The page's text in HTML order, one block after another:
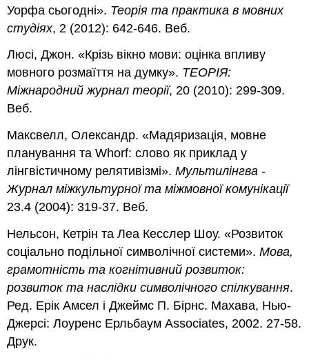
Уорфа сьогодні». Теорія та практика в мовних
студіях, 2 (2012): 642-646. Веб.
Люсі, Джон. «Крізь вікно мови: оцінка впливу
мовного розмаїття на думку». ТЕОРІЯ:
Міжнародний журнал теорії, 20 (2010): 299-309.
Веб.
Максвелл, Олександр. «Мадяризація, мовне
планування та Whorf: слово як приклад у
лінгвістичному релятивізмі».Мультилінгва -
Журнал міжкультурної та міжмовної комунікації
23.4 (2004): 319-37. Веб.
Нельсон, Кетрін та Леа Кесслер Шоу. «Розвиток
соціально подільної символічної системи».Мова,
грамотність та когнітивний розвиток:
розвиток та наслідки символічного спілкування.
Ред. Ерік Амсел і Джеймс П. Бірнс. Махава, Нью-
Джерсі: Лоуренс Ерльбаум Associates, 2002. 27-58.
Друк.